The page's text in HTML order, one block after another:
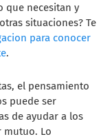
que necesitan y
situaciones? Te
para conocer
.
el pensamiento
puede ser
de ayudar a los
mutuo. Lo